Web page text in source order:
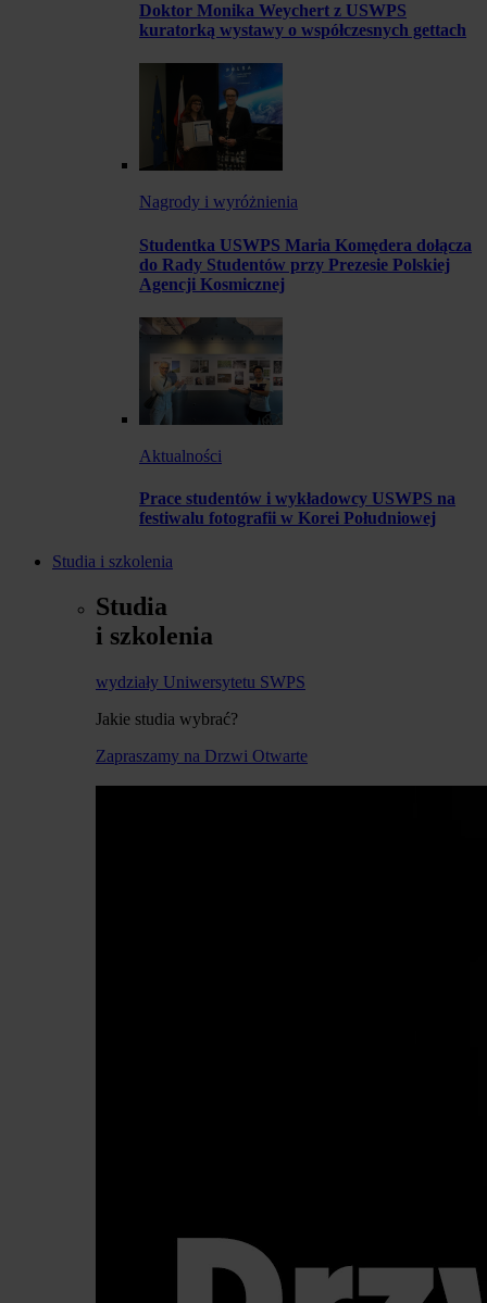
Doktor Monika Weychert z USWPS
kuratorką wystawy o współczesnych gettach
Nagrody i wyróżnienia
Studentka USWPS Maria Komędera dołącza
do Rady Studentów przy Prezesie Polskiej
Agencji Kosmicznej
Aktualności
Prace studentów i wykładowcy USWPS na
festiwalu fotografii w Korei Południowej
Studia i szkolenia
Studia
i szkolenia
wydziały Uniwersytetu SWPS
Jakie studia wybrać?
Zapraszamy na Drzwi Otwarte